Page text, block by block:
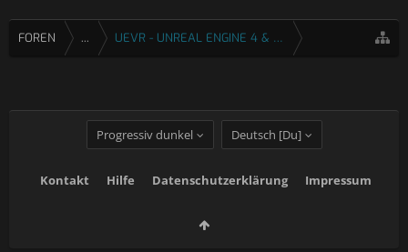
FOREN ... UEVR - UNREAL ENGINE 4 & 5 VR INJEKTOR
Progressiv dunkel Deutsch [Du]
Kontakt Hilfe Datenschutzerklärung Impressum